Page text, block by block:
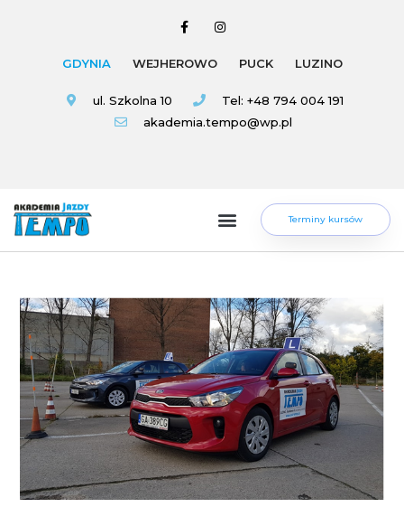
GDYNIA
ul. Szkolna 10
Tel: +48 794 004 191
akademia.tempo@wp.pl
WEJHEROWO PUCK LUZINO
Terminy kursów